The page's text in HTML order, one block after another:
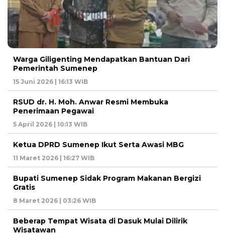
Warga Giligenting Mendapatkan Bantuan Dari
Pemerintah Sumenep
15 Juni 2026 | 16:13 WIB
RSUD dr. H. Moh. Anwar Resmi Membuka
Penerimaan Pegawai
5 April 2026 | 10:13 WIB
Ketua DPRD Sumenep Ikut Serta Awasi MBG
11 Maret 2026 | 16:27 WIB
Bupati Sumenep Sidak Program Makanan Bergizi
Gratis
8 Maret 2026 | 03:26 WIB
Beberap Tempat Wisata di Dasuk Mulai Dilirik
Wisatawan